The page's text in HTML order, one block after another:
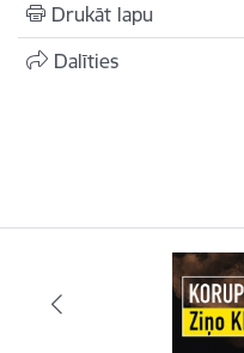
Drukāt lapu
Dalīties